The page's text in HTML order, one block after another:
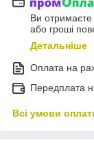
Ви
або гроші
Детальніше
Оплата на
Передплата
Всі умови